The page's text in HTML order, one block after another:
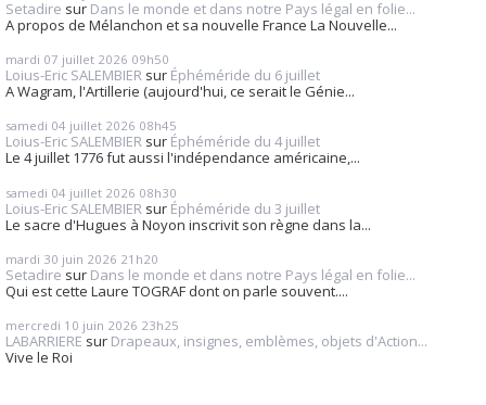
Setadire sur Dans le monde et dans notre Pays légal en folie...
A propos de Mélanchon et sa nouvelle France La Nouvelle...
mardi 07 juillet 2026 09h50
Loius-Eric SALEMBIER sur Éphéméride du 6 juillet
A Wagram, l'Artillerie (aujourd'hui, ce serait le Génie...
samedi 04 juillet 2026 08h45
Loius-Eric SALEMBIER sur Éphéméride du 4 juillet
Le 4 juillet 1776 fut aussi l'indépendance américaine,...
samedi 04 juillet 2026 08h30
Loius-Eric SALEMBIER sur Éphéméride du 3 juillet
Le sacre d'Hugues à Noyon inscrivit son règne dans la...
mardi 30 juin 2026 21h20
Setadire sur Dans le monde et dans notre Pays légal en folie...
Qui est cette Laure TOGRAF dont on parle souvent....
mercredi 10 juin 2026 23h25
LABARRIERE sur Drapeaux, insignes, emblèmes, objets d'Action...
Vive le Roi